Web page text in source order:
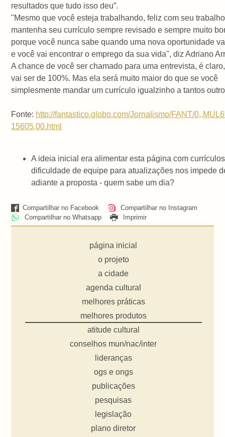
resultados que tudo isso deu”.
"Mesmo que você esteja trabalhando, feliz com seu
mantenha seu currículo sempre revisado e sempre muito
porque você nunca sabe quando uma nova oportunidade
e você vai encontrar o emprego da sua vida", diz Adriano
A chance de você ser chamado para uma entrevista, é
vai ser de 100%. Mas ela será muito maior do que se você
simplesmente mandar um currículo igualzinho a tantos
Fonte: http://fantastico.globo.com/Jornalismo/FANT/
15605,00.html
A ideia inicial era alimentar esta página com
dificuldade de equipe para atualizações nos impede
adiante a proposta - quem sabe um dia?
Compartilhar no Facebook
Compartilhar no Instagram
Compartilhar no Whatsapp
Imprimir
página inicial
o projeto
a cidade
agenda cultural
melhores práticas
melhores produtos
atitude cultural
conselhos mun/nac/inter
lideranças
ogs e ongs
publicações
pesquisas
legislação
plano diretor